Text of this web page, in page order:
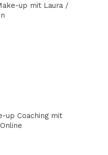
up mit Laura /
up Coaching mit